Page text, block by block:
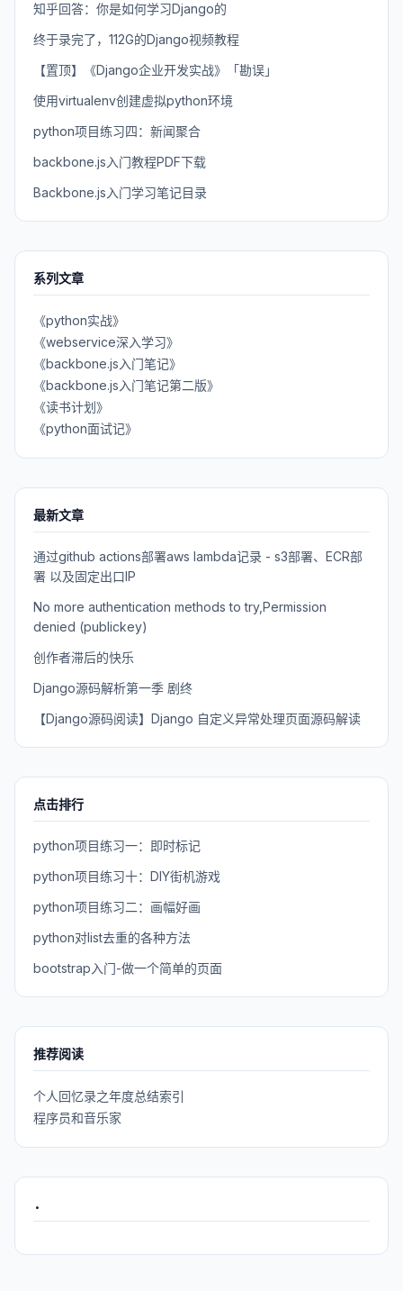
知乎回答：你是如何学习Django的
终于录完了，112G的Django视频教程
【置顶】《Django企业开发实战》「勘误」
使用virtualenv创建虚拟python环境
python项目练习四：新闻聚合
backbone.js入门教程PDF下载
Backbone.js入门学习笔记目录
系列文章
《python实战》
《webservice深入学习》
《backbone.js入门笔记》
《backbone.js入门笔记第二版》
《读书计划》
《python面试记》
最新文章
通过github actions部署aws lambda记录 - s3部署、ECR部
署 以及固定出口IP
No more authentication methods to try,Permission
denied (publickey)
创作者滞后的快乐
Django源码解析第一季 剧终
【Django源码阅读】Django 自定义异常处理页面源码解读
点击排行
python项目练习一：即时标记
python项目练习十：DIY街机游戏
python项目练习二：画幅好画
python对list去重的各种方法
bootstrap入门-做一个简单的页面
推荐阅读
个人回忆录之年度总结索引
程序员和音乐家
.